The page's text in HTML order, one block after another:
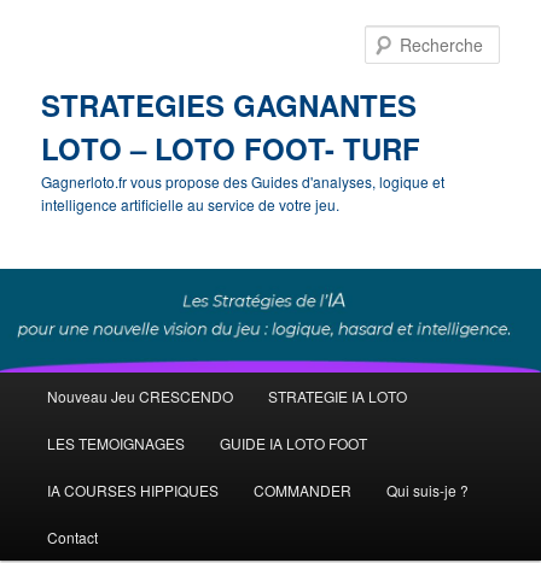
STRATEGIES GAGNANTES
LOTO – LOTO FOOT- TURF
Gagnerloto.fr vous propose des Guides d'analyses, logique et
intelligence artificielle au service de votre jeu.
principal
Aller
au
contenu
Nouveau Jeu CRESCENDO STRATEGIE IA LOTO
LES TEMOIGNAGES GUIDE IA LOTO FOOT
IA COURSES HIPPIQUES COMMANDER Qui suis-je ?
Contact